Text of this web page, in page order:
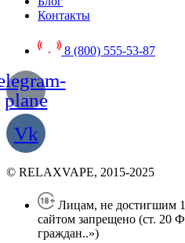
Контакты
8 (800) 555-53-87
plane
Vk
© RELAXVAPE, 2015-2025
Лицам, не достигшим
сайтом запрещено (ст. 20
граждан..»)